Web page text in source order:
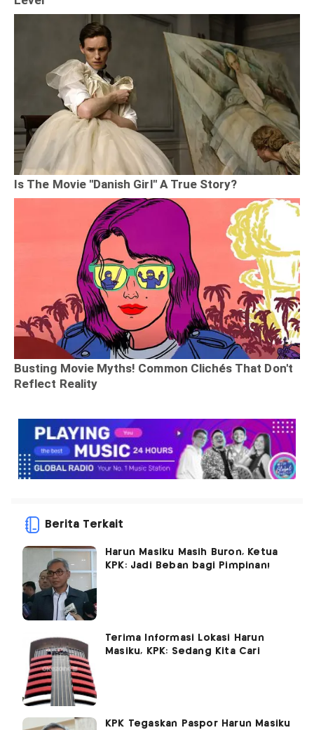
Berita Terkait
Harun Masiku Masih Buron, Ketua
KPK: Jadi Beban bagi Pimpinan!
Terima Informasi Lokasi Harun
Masiku, KPK: Sedang Kita Cari
KPK Tegaskan Paspor Harun Masiku